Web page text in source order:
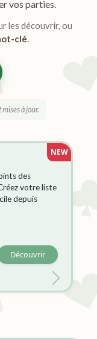
vos parties.
les découvrir, ou
clé.
à jour.
NEW
des
votre liste
depuis
Découvrir
Suivant